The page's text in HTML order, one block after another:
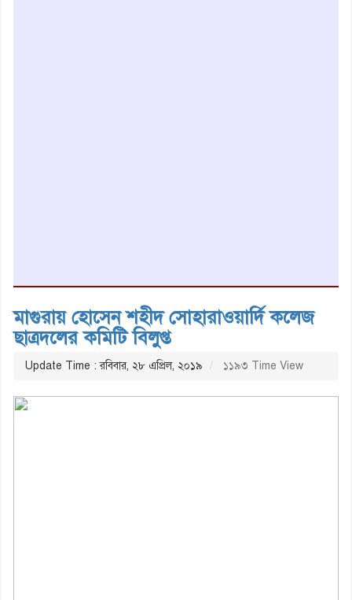
মাগুরায় হোসেন শহীদ সোহারাওয়ার্দি কলেজ
ছাত্রদলের কমিটি বিলুপ্ত
Update Time : রবিবার, ২৮ এপ্রিল, ২০১৯ ১১৯৩ Time View